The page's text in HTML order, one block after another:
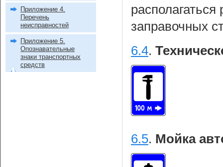
заправочных
6.4.
6.5. Мойка
Приложение 4.
Перечень
неисправностей
Приложение 5.
Опознавательные
знаки транспортных
средств